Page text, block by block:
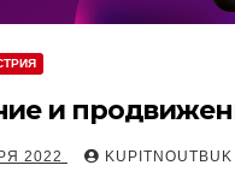
и
2022 KUPITNOUTBUK